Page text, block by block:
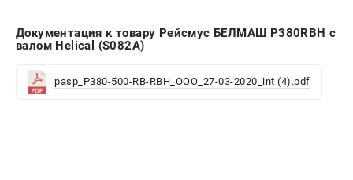
Документация к товару Рейсмус БЕЛМАШ P380RBH с
валом Helical (S082A)
pasp_P380-500-RB-RBH_OOO_27-03-2020_int (4).pdf